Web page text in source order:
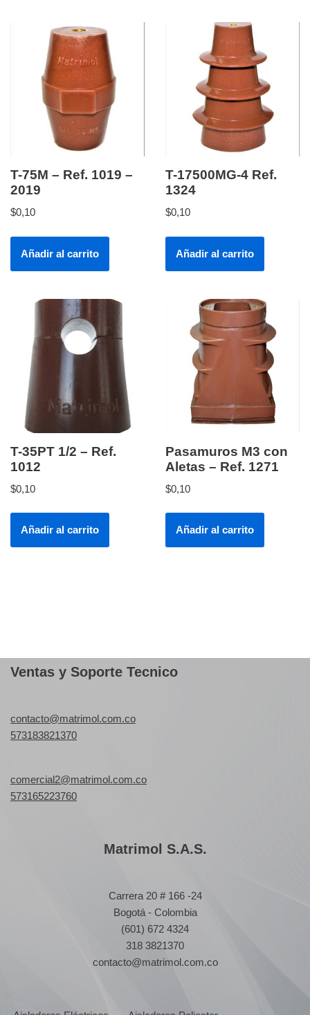
T-75M – Ref. 1019 –
2019
$0,10
Añadir al carrito
T-17500MG-4 Ref.
1324
$0,10
Añadir al carrito
T-35PT 1/2 – Ref.
1012
$0,10
Añadir al carrito
Pasamuros M3 con
Aletas – Ref. 1271
$0,10
Añadir al carrito
Ventas y Soporte Tecnico
contacto@matrimol.com.co
573183821370
comercial2@matrimol.com.co
573165223760
Matrimol S.A.S.
Carrera 20 # 166 -24
Bogotá - Colombia
(601) 672 4324
318 3821370
contacto@matrimol.com.co